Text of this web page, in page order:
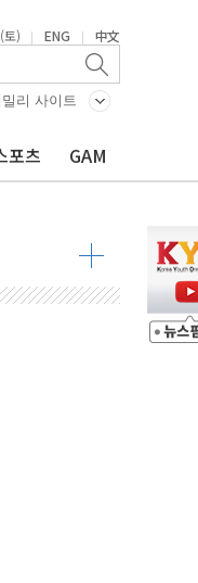
) | ENG | 中文
리 사이트
포츠 GAM
최고치